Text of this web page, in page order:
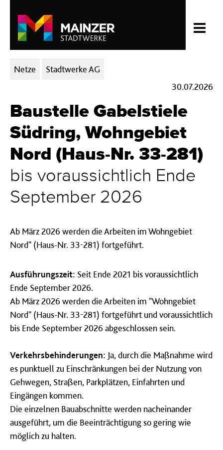
Kategorien:
Netze
Stadtwerke AG
30.07.2026
Baustelle Gabelstiele
Südring, Wohngebiet
Nord (Haus-Nr. 33-281)
bis voraussichtlich Ende
September 2026
Ab März 2026 werden die Arbeiten im Wohngebiet
Nord" (Haus-Nr. 33-281) fortgeführt.
Ausführungszeit: Seit Ende 2021 bis voraussichtlich
Ende September 2026.
Ab März 2026 werden die Arbeiten im "Wohngebiet
Nord" (Haus-Nr. 33-281) fortgeführt und voraussichtlich
bis Ende September 2026 abgeschlossen sein.
Verkehrsbehinderungen: Ja, durch die Maßnahme wird
es punktuell zu Einschränkungen bei der Nutzung von
Gehwegen, Straßen, Parkplätzen, Einfahrten und
Eingängen kommen.
Die einzelnen Bauabschnitte werden nacheinander
ausgeführt, um die Beeinträchtigung so gering wie
möglich zu halten.